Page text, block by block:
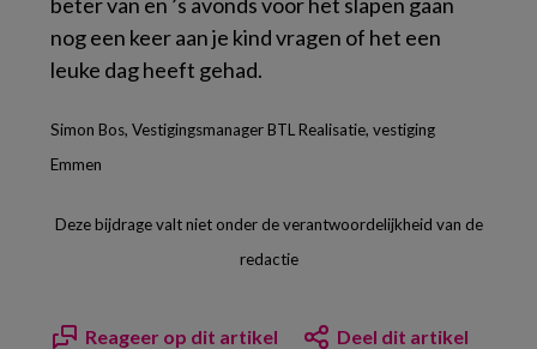
nog een keer aan je kind vragen of het een
leuke dag heeft gehad.
Simon Bos, Vestigingsmanager BTL Realisatie, vestiging
Emmen
Deze bijdrage valt niet onder de verantwoordelijkheid van de
redactie
Reageer op dit artikel Deel dit artikel